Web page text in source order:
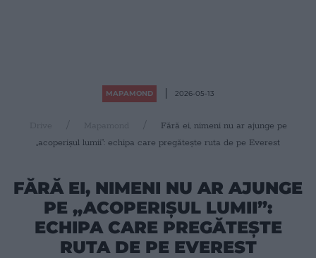
MAPAMOND 2026-05-13
Drive Mapamond
Fără ei, nimeni nu ar ajunge pe
„acoperișul lumii”: echipa care pregătește ruta de pe Everest
FĂRĂ EI, NIMENI NU AR AJUNGE
PE „ACOPERIȘUL LUMII”:
ECHIPA CARE PREGĂTEȘTE
RUTA DE PE EVEREST